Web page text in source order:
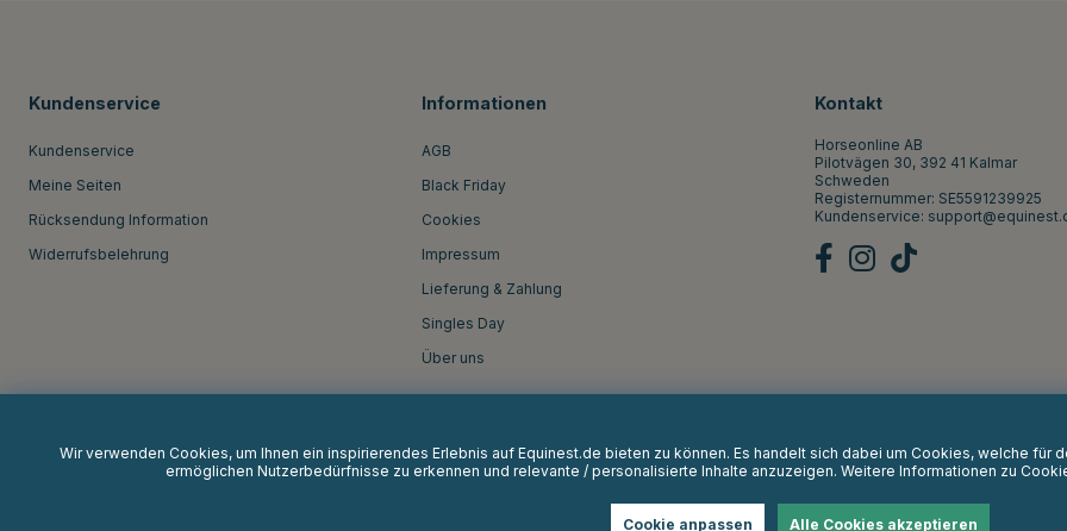
Kundenservice
Kundenservice
Meine Seiten
Rücksendung Information
Widerrufsbelehrung
Informationen
AGB
Black Friday
Cookies
Impressum
Lieferung & Zahlung
Singles Day
Über uns
Kontakt
Horseonline AB
Pilotvägen 30, 392 41 Kalmar
Schweden
Registernummer: SE5591239925
Kundenservice:
Wir verwenden Cookies, um Ihnen ein inspirierendes Erlebnis auf Equinest.de bieten zu können. Es handelt sich dabei um Cookies, welche
ermöglichen Nutzerbedürfnisse zu erkennen und relevante / personalisierte Inhalte anzuzeigen. Weitere Informationen zu
Cookie anpassen Alle Cookies akzeptieren